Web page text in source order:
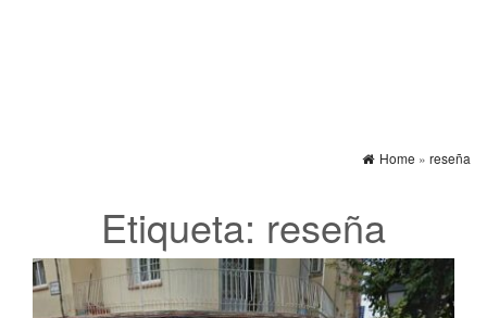
Home » reseña
Etiqueta: reseña